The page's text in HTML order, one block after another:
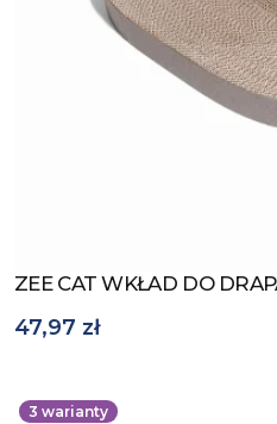
Zobacz produkt
ZEE CAT WKŁAD DO
47,97 zł
3 warianty